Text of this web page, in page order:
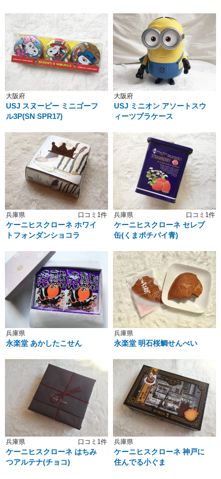
大阪府
USJ スヌーピー ミニゴーフ
ル3P(SN SPR17)
大阪府
USJ ミニオン アソートスウ
ィーツプラケース
兵庫県 口コミ1件
ケーニヒスクローネ ホワイ
トフォンダンショコラ
兵庫県 口コミ1件
ケーニヒスクローネ セレブ
缶(くまポチパイ青)
兵庫県
永楽堂 あかしたこせん
兵庫県
永楽堂 明石桜鯛せんべい
兵庫県 口コミ1件
ケーニヒスクローネ はちみ
つアルテナ(チョコ)
兵庫県
ケーニヒスクローネ 神戸に
住んでる小ぐま